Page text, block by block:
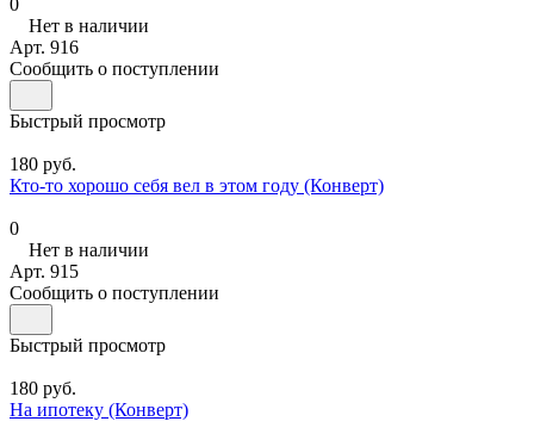
Нет в наличии
Арт. 916
Сообщить о поступлении
Быстрый просмотр
180 руб.
Кто-то хорошо себя вел в этом году (Конверт)
0
Нет в наличии
Арт. 915
Сообщить о поступлении
Быстрый просмотр
180 руб.
На ипотеку (Конверт)